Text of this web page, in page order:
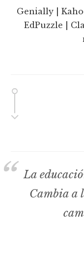
Genially |
EdPuzzle |
La
Cambia a